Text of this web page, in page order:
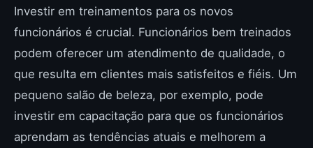
Investir em treinamentos para os novos
funcionários é crucial. Funcionários bem treinados
podem oferecer um atendimento de qualidade, o
que resulta em clientes mais satisfeitos e fiéis. Um
pequeno salão de beleza, por exemplo, pode
investir em capacitação para que os funcionários
aprendam as tendências atuais e melhorem a